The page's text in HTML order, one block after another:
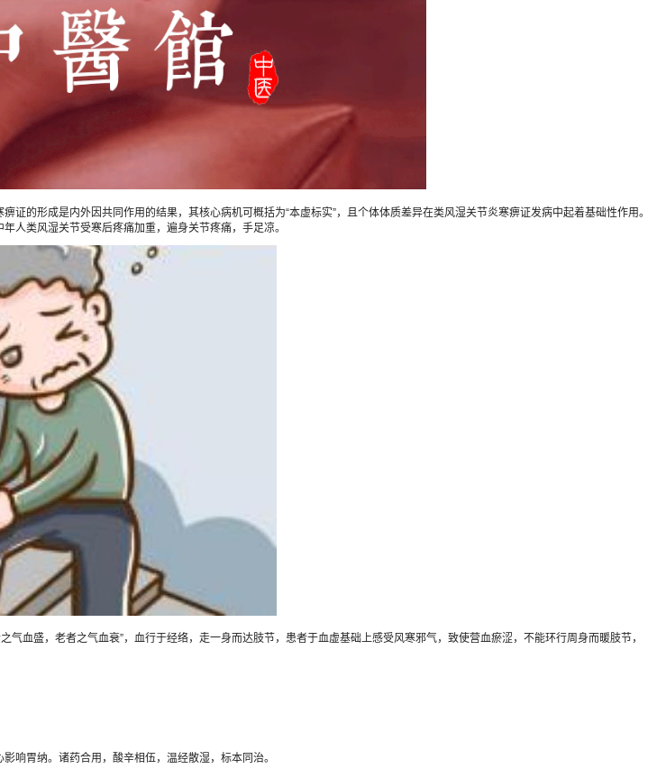
形成是内外因共同作用的结果，其核心病机可概括为“本虚标实”，且个体体质差异在类风湿关节炎寒痹证发病中起着基础性作用。
人类风湿关节受寒后疼痛加重，遍身关节疼痛，手足凉。
盛，老者之气血衰”，血行于经络，走一身而达肢节，患者于血虚基础上感受风寒邪气，致使营血瘀涩，不能环行周身而暖肢节，
胃纳。诸药合用，酸辛相伍，温经散湿，标本同治。